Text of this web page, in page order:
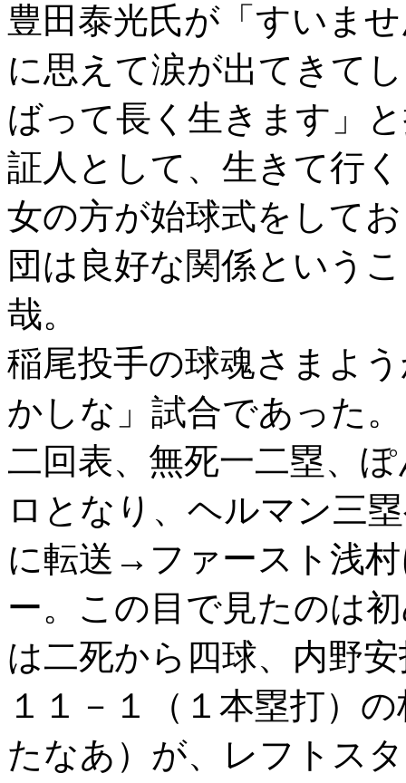
豊田泰光氏が「すいま
に思えて涙が出てきて
ばって長く生きます」
証人として、生きて行
女の方が始球式をして
団は良好な関係という
哉。
稲尾投手の球魂さまよ
かしな」試合であった。
二回表、無死一二塁、
ロとなり、ヘルマン三
に転送→ファースト浅
ー。この目で見たのは
は二死から四球、内野
１１－１（１本塁打）
たなあ）が、レフトス